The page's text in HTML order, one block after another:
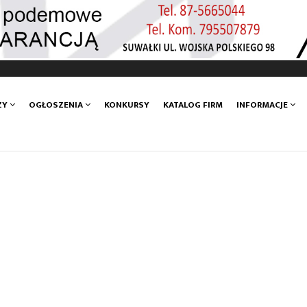
OGŁOSZENIA KONKURSY KATALOG FIRM INFORMACJE